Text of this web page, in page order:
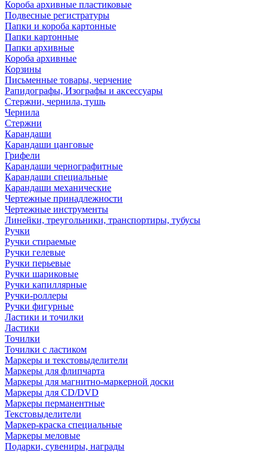
Короба архивные пластиковые
Подвесные регистратуры
Папки и короба картонные
Папки картонные
Папки архивные
Короба архивные
Корзины
Письменные товары, черчение
Рапидографы, Изографы и аксессуары
Стержни, чернила, тушь
Чернила
Стержни
Карандаши
Карандаши цанговые
Грифели
Карандаши чернографитные
Карандаши специальные
Карандаши механические
Чертежные принадлежности
Чертежные инструменты
Линейки, треугольники, транспортиры, тубусы
Ручки
Ручки стираемые
Ручки гелевые
Ручки перьевые
Ручки шариковые
Ручки капиллярные
Ручки-роллеры
Ручки фигурные
Ластики и точилки
Ластики
Точилки
Точилки с ластиком
Маркеры и текстовыделители
Маркеры для флипчарта
Маркеры для магнитно-маркерной доски
Маркеры для CD/DVD
Маркеры перманентные
Текстовыделители
Маркер-краска специальные
Маркеры меловые
Подарки, сувениры, награды